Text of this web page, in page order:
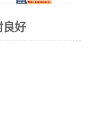
良好